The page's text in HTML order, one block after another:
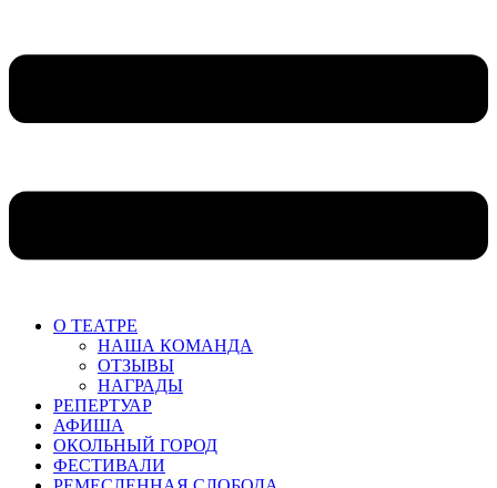
О ТЕАТРЕ
НАША КОМАНДА
ОТЗЫВЫ
НАГРАДЫ
РЕПЕРТУАР
АФИША
ОКОЛЬНЫЙ ГОРОД
ФЕСТИВАЛИ